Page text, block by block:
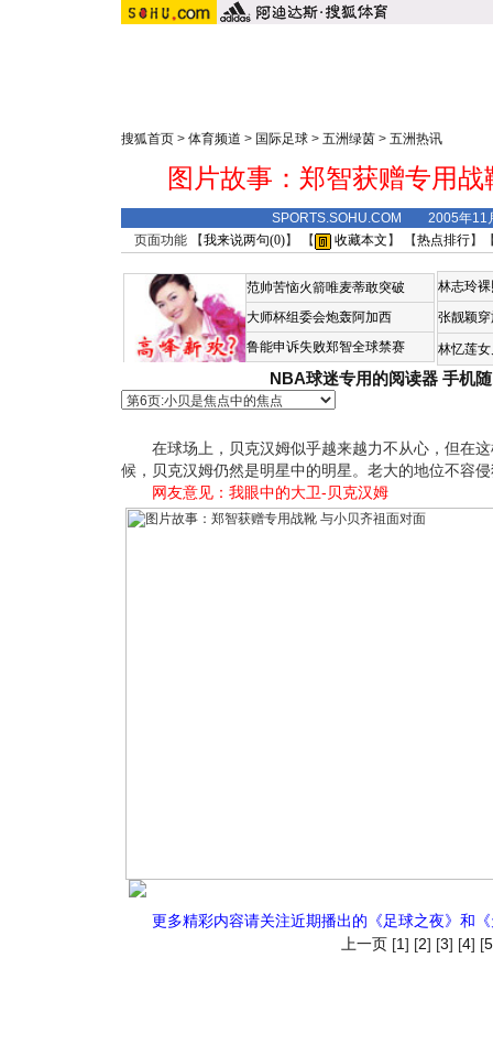
搜狐首页 > 体育频道 > 国际足球 > 五洲绿茵 > 五洲热讯
图片故事：郑智获赠专用
SPORTS.SOHU.COM 2005年11
页面功能 【我来说两句(0)】 【 收藏本文 】 【热点排行】
范帅苦恼火箭唯麦蒂敢突破
大师杯组委会炮轰阿加西
鲁能申诉失败郑智全球禁赛
林志玲
张靓颖
林忆莲
NBA球迷专用的阅读器 手机
在球场上，贝克汉姆似乎越来越力不从心，但在这
候，贝克汉姆仍然是明星中的明星。老大的地位不容
网友意见： 我眼中的大卫-贝克汉姆
更多精彩内容请关注近期播出的《足球之夜》和
上一页 [1] [2] [3] [4] [5